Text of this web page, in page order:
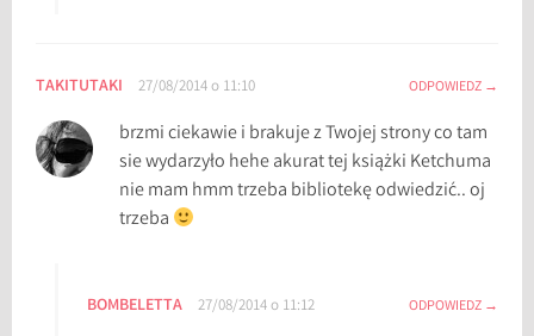
o
TAKITUTAKI 27/08/2014 o 11:10 ODPOWIEDZ
brzmi ciekawie i brakuje z Twojej strony co tam
sie wydarzyło hehe akurat tej książki Ketchuma
nie mam hmm trzeba bibliotekę odwiedzić.. oj
trzeba
BOMBELETTA 27/08/2014 o 11:12 ODPOWIEDZ